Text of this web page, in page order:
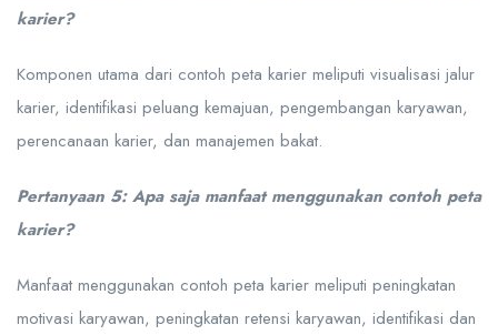
karier?
Komponen utama dari contoh peta karier meliputi visualisasi jalur
karier, identifikasi peluang kemajuan, pengembangan karyawan,
perencanaan karier, dan manajemen bakat.
Pertanyaan 5: Apa saja manfaat menggunakan contoh peta
karier?
Manfaat menggunakan contoh peta karier meliputi peningkatan
motivasi karyawan, peningkatan retensi karyawan, identifikasi dan